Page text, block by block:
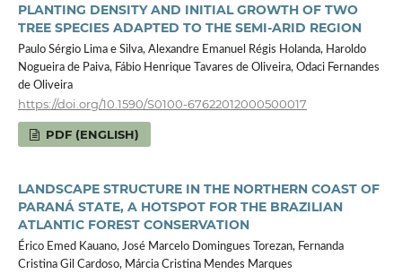
PLANTING DENSITY AND INITIAL GROWTH OF TWO
TREE SPECIES ADAPTED TO THE SEMI-ARID REGION
Paulo Sérgio Lima e Silva, Alexandre Emanuel Régis Holanda, Haroldo
Nogueira de Paiva, Fábio Henrique Tavares de Oliveira, Odaci Fernandes
de Oliveira
https://doi.org/10.1590/S0100-67622012000500017
PDF (ENGLISH)
LANDSCAPE STRUCTURE IN THE NORTHERN COAST OF
PARANÁ STATE, A HOTSPOT FOR THE BRAZILIAN
ATLANTIC FOREST CONSERVATION
Érico Emed Kauano, José Marcelo Domingues Torezan, Fernanda
Cristina Gil Cardoso, Márcia Cristina Mendes Marques